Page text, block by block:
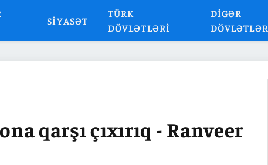
SIYASƏT
TÜRK
DÖVLƏTLƏRI
DIGƏR
DÖVLƏTLƏR
qarşı çıxırıq - Ranveer